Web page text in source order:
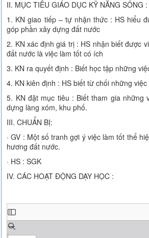
II. MỤC TIÊU GIÁO DỤC KỸ NĂNG SỐNG :
1. KN giao tiếp – tự nhận thức : HS hiểu
góp phần xây dựng đất nước
2. KN xác định giá trị : HS nhận biết được
đất nước là việc làm tốt có ích
3. KN ra quyết định : Biết học tập những
4. KN kiên định : HS biết từ chối những việc
5. KN đặt mục tiêu : Biết tham gia những
dựng làng xóm, khu phố.
III. CHUẨN BỊ:
· GV : Một số tranh gợi ý việc làm tốt thể
hương đất nước.
· HS : SGK
IV. CÁC HOẠT ĐỘNG DẠY HỌC :